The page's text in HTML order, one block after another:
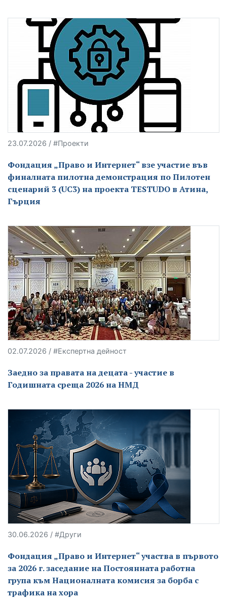
23.07.2026 / #Проекти
Фондация „Право и Интернет“ взе участие във
финалната пилотна демонстрация по Пилотен
сценарий 3 (UC3) на проекта TESTUDO в Атина,
Гърция
02.07.2026 / #Експертна дейност
Заедно за правата на децата - участие в
Годишната среща 2026 на НМД
30.06.2026 / #Други
Фондация „Право и Интернет“ участва в първото
за 2026 г. заседание на Постоянната работна
група към Националната комисия за борба с
трафика на хора